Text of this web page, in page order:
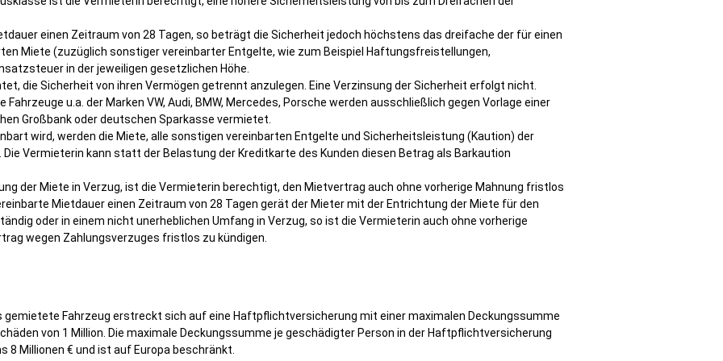
einen Zeitraum von 28 Tagen, so beträgt die Sicherheit jedoch höchstens das dreifache der für einen
Miete (zuzüglich sonstiger vereinbarter Entgelte, wie zum Beispiel Haftungsfreistellungen,
in der jeweiligen gesetzlichen Höhe.
die Sicherheit von ihren Vermögen getrennt anzulegen. Eine Verzinsung der Sicherheit erfolgt nicht.
u.a. der Marken VW, Audi, BMW, Mercedes, Porsche werden ausschließlich gegen Vorlage einer
Großbank oder deutschen Sparkasse vermietet.
wird, werden die Miete, alle sonstigen vereinbarten Entgelte und Sicherheitsleistung (Kaution) der
Vermieterin kann statt der Belastung der Kreditkarte des Kunden diesen Betrag als Barkaution
der Miete in Verzug, ist die Vermieterin berechtigt, den Mietvertrag auch ohne vorherige Mahnung fristlos
Mietdauer einen Zeitraum von 28 Tagen gerät der Mieter mit der Entrichtung der Miete für den
oder in einem nicht unerheblichen Umfang in Verzug, so ist die Vermieterin auch ohne vorherige
wegen Zahlungsverzuges fristlos zu kündigen.
Fahrzeug erstreckt sich auf eine Haftpflichtversicherung mit einer maximalen Deckungssumme
von 1 Million. Die maximale Deckungssumme je geschädigter Person in der Haftpflichtversicherung
Millionen € und ist auf Europa beschränkt.